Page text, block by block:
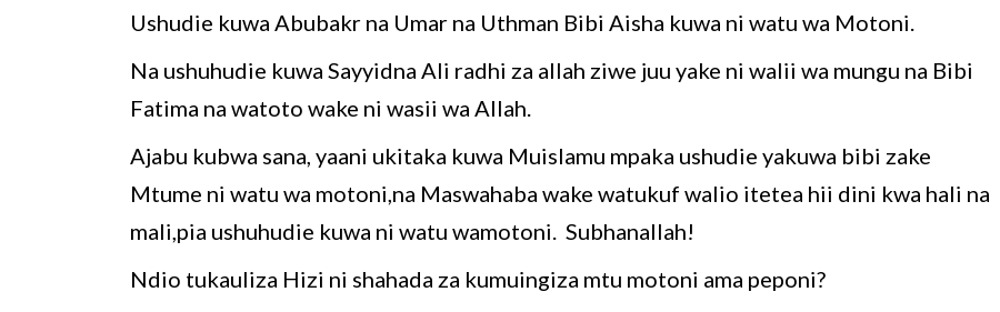
Ushudie kuwa Abubakr na Umar na Uthman Bibi Aisha kuwa ni watu wa Motoni.
Na ushuhudie kuwa Sayyidna Ali radhi za allah ziwe juu yake ni walii wa mungu na Bibi
Fatima na watoto wake ni wasii wa Allah.
Ajabu kubwa sana, yaani ukitaka kuwa Muislamu mpaka ushudie yakuwa bibi zake
Mtume ni watu wa motoni,na Maswahaba wake watukuf walio itetea hii dini kwa hali na
mali,pia ushuhudie kuwa ni watu wamotoni. Subhanallah!
Ndio tukauliza Hizi ni shahada za kumuingiza mtu motoni ama peponi?